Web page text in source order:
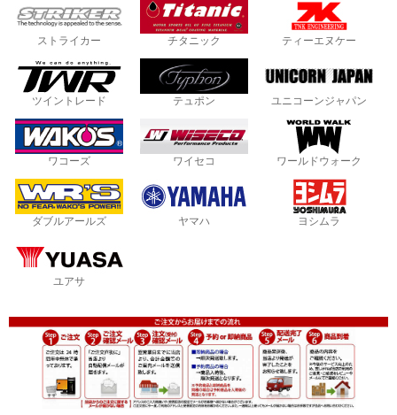
ストライカー チタニック ティーエヌケー
ツイントレード テュポン ユニコーンジャパン
ワコーズ ワイセコ ワールドウォーク
ダブルアールズ ヤマハ ヨシムラ
ユアサ